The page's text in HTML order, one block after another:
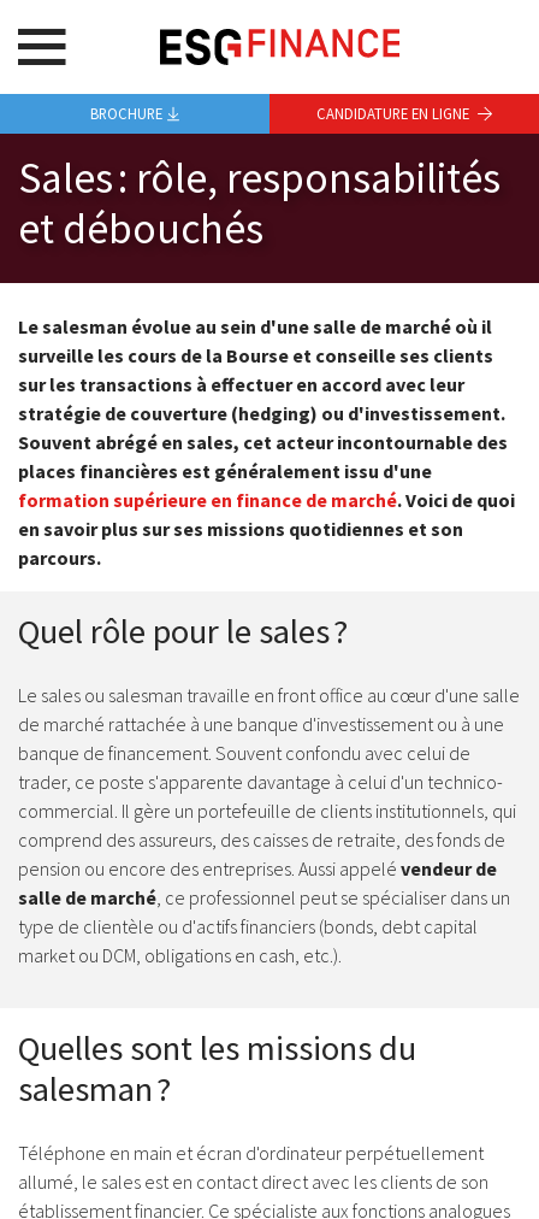
Sales : rôle, responsabilités
et débouchés
Le salesman évolue au sein d'une salle de marché où il
surveille les cours de la Bourse et conseille ses clients
sur les transactions à effectuer en accord avec leur
stratégie de couverture (hedging) ou d'investissement.
Souvent abrégé en sales, cet acteur incontournable des
places financières est généralement issu d'une
formation supérieure en finance de marché. Voici de quoi
en savoir plus sur ses missions quotidiennes et son
parcours.
Quel rôle pour le sales ?
Le sales ou salesman travaille en front office au cœur d'une salle
de marché rattachée à une banque d'investissement ou à une
banque de financement. Souvent confondu avec celui de
trader, ce poste s'apparente davantage à celui d'un technico-
commercial. Il gère un portefeuille de clients institutionnels, qui
comprend des assureurs, des caisses de retraite, des fonds de
pension ou encore des entreprises. Aussi appelé vendeur de
salle de marché, ce professionnel peut se spécialiser dans un
type de clientèle ou d'actifs financiers (bonds, debt capital
market ou DCM, obligations en cash, etc.).
Quelles sont les missions du
salesman ?
Téléphone en main et écran d'ordinateur perpétuellement
allumé, le sales est en contact direct avec les clients de son
établissement financier. Ce spécialiste aux fonctions analogues
BROCHURE CANDIDATURE EN LIGNE